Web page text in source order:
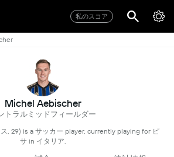
私のスコア
Michel Aebischer
トラルミッドフィールダー
, 29) is a サッカー player, currently playing for ピ
サ in イタリア.